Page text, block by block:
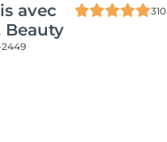
avec
Beauty
310